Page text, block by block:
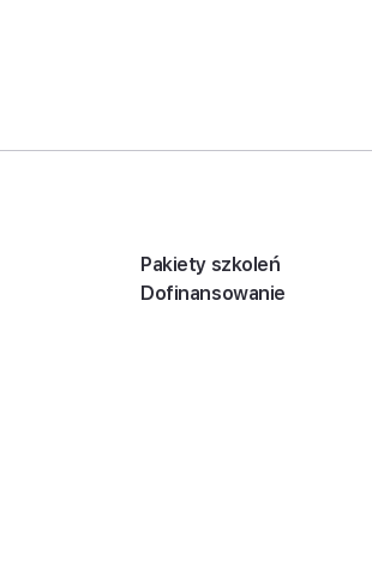
Pakiety szkoleń
Dofinansowanie